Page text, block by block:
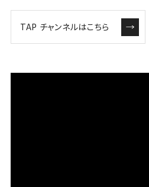
TAP チャンネルはこちら